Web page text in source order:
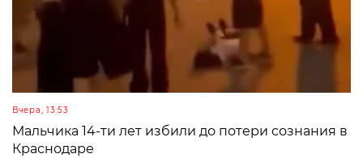
Вчера, 13:53
Мальчика 14-ти лет избили до потери сознания в
Краснодаре